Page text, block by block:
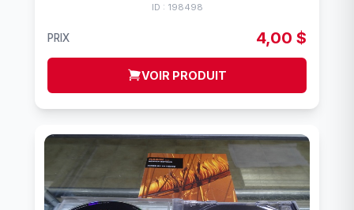
ID : 198498
PRIX 4,00 $
VOIR PRODUIT